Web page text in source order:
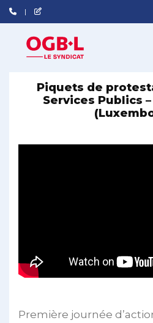
Piquets de
Services Publics
Première journée